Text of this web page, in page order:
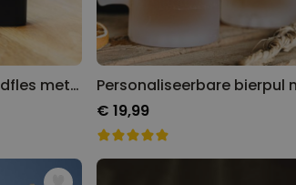
Personaliseerbare veldfles met tekst
€ 19,99